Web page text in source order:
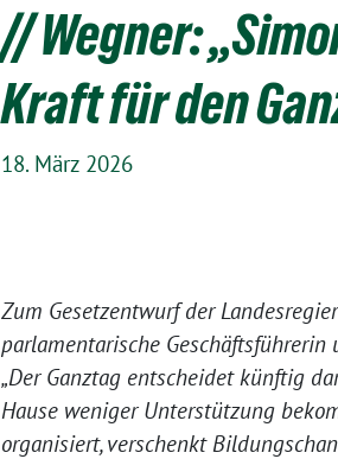
// Wegner:
Kraft für den
18. März 2026
Zum Gesetzentwurf der
parlamentarische
„Der Ganztag entscheidet künftig
Hause weniger Unterstützung
organisiert, verschenkt